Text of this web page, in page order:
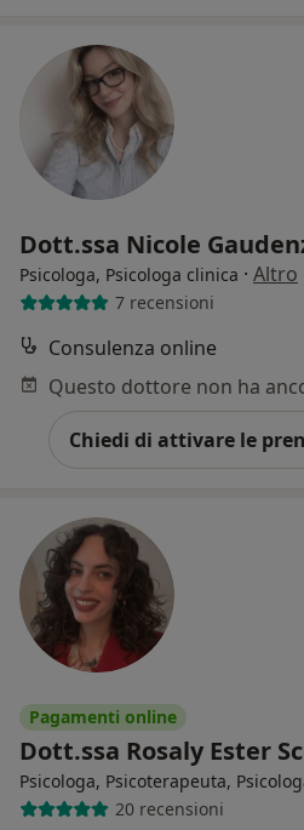
Dott.ssa Nicole
Psicologa, Psicologa clinica · Altro
7 recensioni
Consulenza online
Chiedi di attivare le
Pagamenti online
Dott.ssa Rosaly Ester
Psicologa, Psicoterapeuta,
20 recensioni